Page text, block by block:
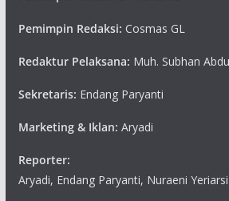
Pemimpin Redaksi: Cosmas GL
Redaktur Pelaksana: Muh. Subhan
Sekretaris: Endang Paryanti
Marketing & Iklan: Aryadi
Reporter:
Aryadi, Endang Paryanti, Nuraeni Yeriarsi